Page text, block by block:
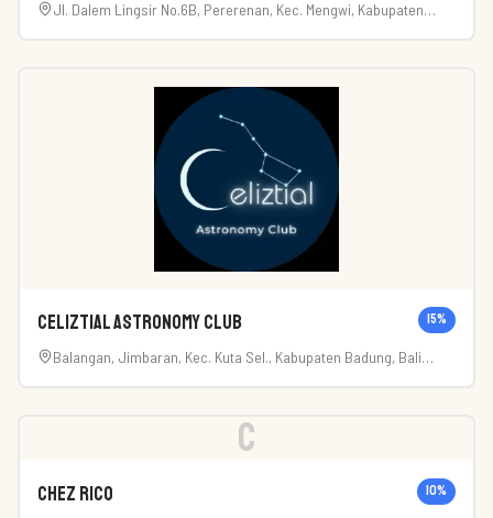
Jl. Dalem Lingsir No.6B, Pererenan, Kec. Mengwi, Kabupaten
Celiztial Astronomy Club 15%
Balangan, Jimbaran, Kec. Kuta Sel., Kabupaten Badung, Bali
C
Chez Rico 10%